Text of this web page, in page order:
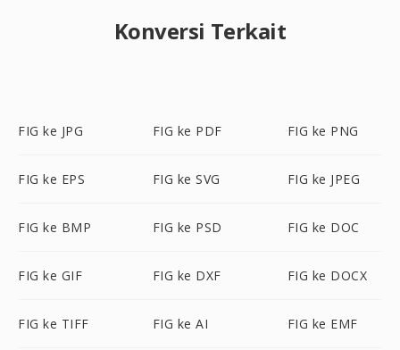
Konversi Terkait
FIG ke JPG FIG ke PDF FIG ke PNG
FIG ke EPS FIG ke SVG FIG ke JPEG
FIG ke BMP FIG ke PSD FIG ke DOC
FIG ke GIF FIG ke DXF FIG ke DOCX
FIG ke TIFF FIG ke AI FIG ke EMF